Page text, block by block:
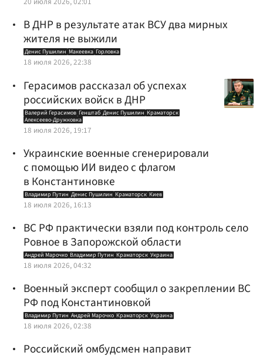
В ДНР в результате атак ВСУ два мирных
жителя не выжили
Денис Пушилин Макеевка Горловка
18 июля 2026, 22:38
Герасимов рассказал об успехах
российских войск в ДНР
Валерий Герасимов Генштаб Денис Пушилин Краматорск
Алексеево-Дружковка
18 июля 2026, 19:17
Украинские военные сгенерировали
с помощью ИИ видео с флагом
в Константиновке
Владимир Путин Денис Пушилин Краматорск Киев
18 июля 2026, 16:13
ВС РФ практически взяли под контроль село
Ровное в Запорожской области
Андрей Марочко Владимир Путин Краматорск Украина
18 июля 2026, 04:32
Военный эксперт сообщил о закреплении ВС
РФ под Константиновкой
Владимир Путин Андрей Марочко Краматорск Украина
18 июля 2026, 02:38
Российский омбудсмен направит